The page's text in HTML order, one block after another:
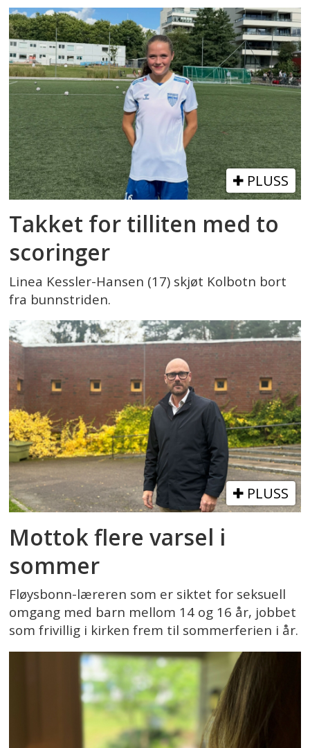
PLUSS
Takket for tilliten med to
scoringer
Linea Kessler-Hansen (17) skjøt Kolbotn bort
fra bunnstriden.
PLUSS
Mottok flere varsel i
sommer
Fløysbonn-læreren som er siktet for seksuell
omgang med barn mellom 14 og 16 år, jobbet
som frivillig i kirken frem til sommerferien i år.